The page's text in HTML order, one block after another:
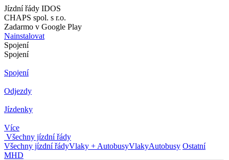
Jízdní řády IDOS
CHAPS spol. s r.o.
Zadarmo v Google Play
Nainstalovat
Spojení
Spojení
Spojení
Odjezdy
Jízdenky
Více
Všechny jízdní řády
Všechny jízdní řádyVlaky + AutobusyVlakyAutobusy Ostatní
MHD